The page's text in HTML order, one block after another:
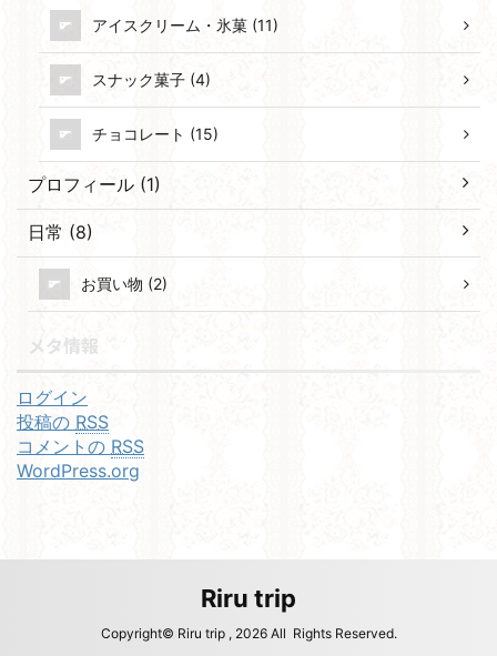
アイスクリーム・氷菓 (11)
スナック菓子 (4)
チョコレート (15)
プロフィール (1)
日常 (8)
お買い物 (2)
メタ情報
ログイン
投稿の RSS
コメントの RSS
WordPress.org
Riru trip
Copyright© Riru trip , 2026 All Rights Reserved.